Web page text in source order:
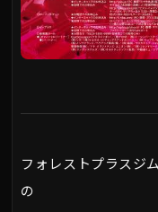
フォレストプラスジ
の